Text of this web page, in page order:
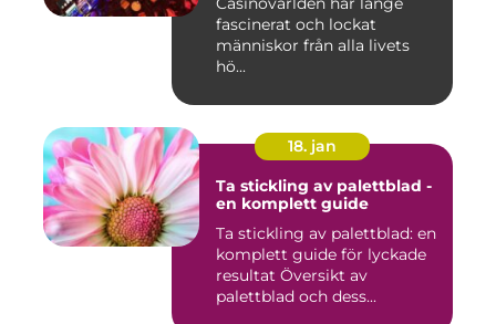
fascinerat och lockat
människor från alla livets
hö...
18. jan
Ta stickling av palettblad -
en komplett guide
Ta stickling av palettblad: en
komplett guide för lyckade
resultat Översikt av
palettblad och dess...